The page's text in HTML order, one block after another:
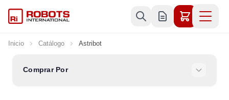
Inicio Catálogo Astribot
Comprar Por